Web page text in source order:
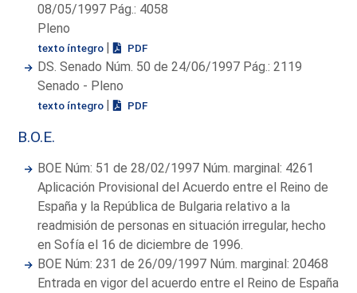
08/05/1997 Pág.: 4058
Pleno
texto íntegro | PDF
DS. Senado Núm. 50 de 24/06/1997 Pág.: 2119
Senado - Pleno
texto íntegro | PDF
B.O.E.
BOE Núm: 51 de 28/02/1997 Núm. marginal: 4261
Aplicación Provisional del Acuerdo entre el Reino de
España y la República de Bulgaria relativo a la
readmisión de personas en situación irregular, hecho
en Sofía el 16 de diciembre de 1996.
BOE Núm: 231 de 26/09/1997 Núm. marginal: 20468
Entrada en vigor del acuerdo entre el Reino de España